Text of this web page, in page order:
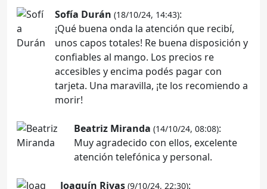
Sofía Durán (18/10/24, 14:43):
¡Qué buena onda la atención que recibí,
unos capos totales! Re buena disposición y
confiables al mango. Los precios re
accesibles y encima podés pagar con
tarjeta. Una maravilla, ¡te los recomiendo a
morir!
Beatriz Miranda (14/10/24, 08:08):
Muy agradecido con ellos, excelente
atención telefónica y personal.
Joaquín Rivas (9/10/24, 22:30):